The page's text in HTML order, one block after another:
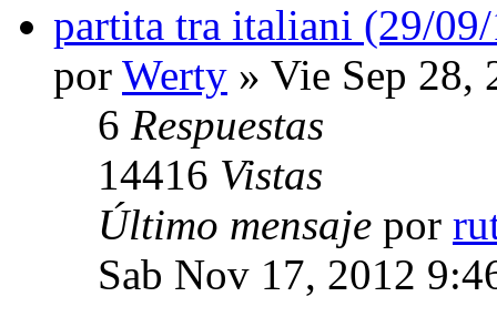
partita tra italiani (29/
por Werty » Vie Sep 28,
6 Respuestas
14416 Vistas
Último mensaje por
Sab Nov 17, 2012